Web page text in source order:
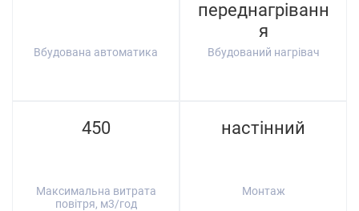
Вбудована автоматика
переднагріванн
я
Вбудований нагрівач
450
Максимальна витрата
повітря, м3/год
настінний
Монтаж